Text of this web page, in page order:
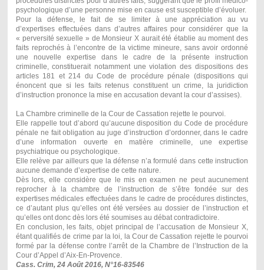
psychologique d’une personne mise en cause est susceptible d’évoluer.
Pour la défense, le fait de se limiter à une appréciation au vu
d’expertises effectuées dans d’autres affaires pour considérer que la
« perversité sexuelle » de Monsieur X aurait été établie au moment des
faits reprochés à l’encontre de la victime mineure, sans avoir ordonné
une nouvelle expertise dans le cadre de la présente instruction
criminelle, constituerait notamment une violation des dispositions des
articles 181 et 214 du Code de procédure pénale (dispositions qui
énoncent que si les faits retenus constituent un crime, la juridiction
d’instruction prononce la mise en accusation devant la cour d’assises).
La Chambre criminelle de la Cour de Cassation rejette le pourvoi.
Elle rappelle tout d’abord qu’aucune disposition du Code de procédure
pénale ne fait obligation au juge d’instruction d’ordonner, dans le cadre
d’une information ouverte en matière criminelle, une expertise
psychiatrique ou psychologique.
Elle relève par ailleurs que la défense n’a formulé dans cette instruction
aucune demande d’expertise de cette nature.
Dès lors, elle considère que le mis en examen ne peut aucunement
reprocher à la chambre de l’instruction de s’être fondée sur des
expertises médicales effectuées dans le cadre de procédures distinctes,
ce d’autant plus qu’elles ont été versées au dossier de l’instruction et
qu’elles ont donc dès lors été soumises au débat contradictoire.
En conclusion, les faits, objet principal de l’accusation de Monsieur X,
étant qualifiés de crime par la loi, la Cour de Cassation rejette le pourvoi
formé par la défense contre l’arrêt de la Chambre de l’Instruction de la
Cour d’Appel d’Aix-En-Provence.
Cass. Crim, 24 Août 2016, N°16-83546